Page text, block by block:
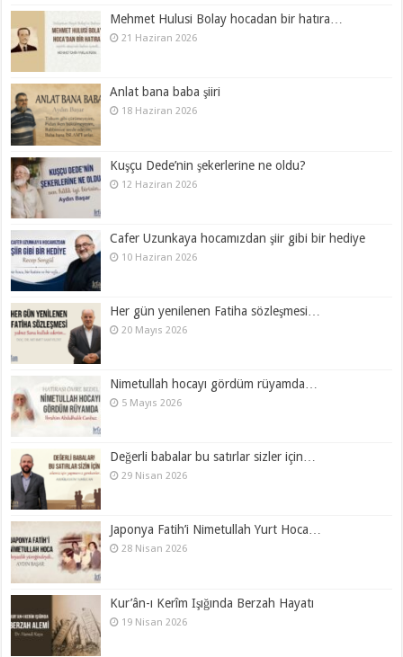
Mehmet Hulusi Bolay hocadan bir hatıra…
21 Haziran 2026
Anlat bana baba şiiri
18 Haziran 2026
Kuşçu Dede’nin şekerlerine ne oldu?
12 Haziran 2026
Cafer Uzunkaya hocamızdan şiir gibi bir hediye
10 Haziran 2026
Her gün yenilenen Fatiha sözleşmesi…
20 Mayıs 2026
Nimetullah hocayı gördüm rüyamda…
5 Mayıs 2026
Değerli babalar bu satırlar sizler için…
29 Nisan 2026
Japonya Fatih’i Nimetullah Yurt Hoca…
28 Nisan 2026
Kur’ân-ı Kerîm Işığında Berzah Hayatı
19 Nisan 2026